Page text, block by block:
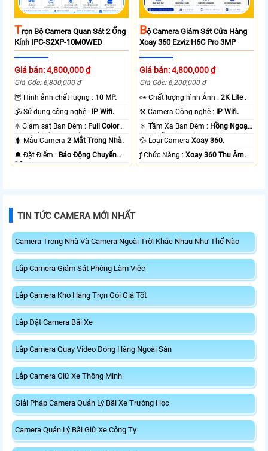
TRọn Bộ Camera Quan Sát 2 Ống
Kính IPC-S2XP-10M0WED
Giá bán: 4,800,000 ₫
Giá Gốc: 6,800,000 ₫
🦉 Hình ảnh chất lượng : 10 MP.
🕉️ Sử dụng công nghệ : IP Wifi.
❈ Giám sát Ban Đêm : Full Color
20m Có Màu Ban Ðêm.
🐜 Mẫu Camera2 Mắt Trong Nhà.
️🔔 Đặt Điểm : Báo Động Chuyển
Động.
BỘ Camera Giám Sát Cửa Hàng
Xoay 360 Ezviz H6C Pro 3MP
Giá bán: 4,800,000 ₫
Giá Gốc: 6,200,000 ₫
️👀 Chất lượng hình Ảnh :2K Lite .
⚒ Camera Công nghệ : IP Wifi.
🔅 Tầm Xa Ban Đêm : Hồng Ngoại
10m Hồng Ngoại Smart IR.
💦 Loại CameraXoay 360.
️ƒ Chức Năng :Xoay 360 Thu Âm.
TIN TỨC CAMERA MỚI NHẤT
Camera Trong Nhà Và Camera Ngoài Trời Khác Nhau Như Thế Nào
Lắp Camera Giám Sát Phòng Làm Việc
Lắp Camera Kho Hàng Trọn Gói Giá Tốt
Lắp Đặt Camera Bãi Xe
Lắp Camera Quay Video Đóng Hàng Ngoài Sàn
Lắp Camera Giữ Xe Thông Minh
Giải Pháp Camera Quản Lý Bãi Xe Trường Học
Camera Quản Lý Bãi Giữ Xe Công Ty